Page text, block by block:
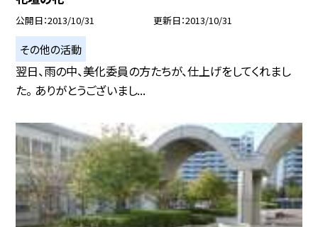
公開日 2013/10/31 更新日 2013/10/31
その他の活動
翌日、雨の中、美化委員の方たちが、仕上げをしてくれまし
た。 ありがとうございまし...